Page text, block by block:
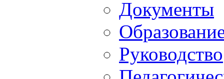
Документы
Руководство